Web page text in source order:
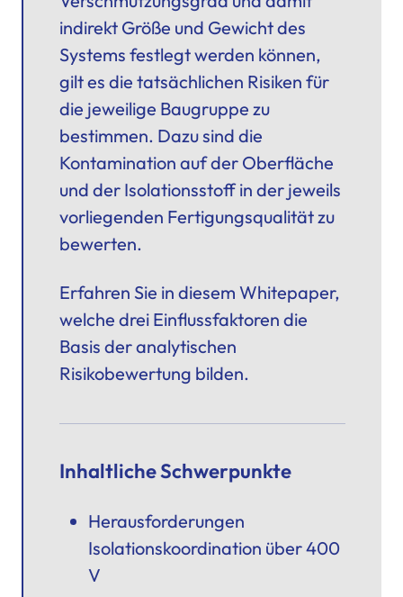
indirekt Größe und Gewicht des
Systems festlegt werden können,
gilt es die tatsächlichen Risiken für
die jeweilige Baugruppe zu
bestimmen. Dazu sind die
Kontamination auf der Oberfläche
und der Isolationsstoff in der jeweils
vorliegenden Fertigungsqualität zu
bewerten.
Erfahren Sie in diesem Whitepaper,
welche drei Einflussfaktoren die
Basis der analytischen
Risikobewertung bilden.
Inhaltliche Schwerpunkte
Herausforderungen
Isolationskoordination über 400
V